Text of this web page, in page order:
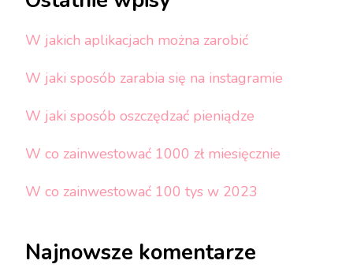
W jakich aplikacjach można zarobić
W jaki sposób zarabia się na instagramie
W jaki sposób oszczędzać pieniądze
W co zainwestować 1000 zł miesięcznie
W co zainwestować 100 tys w 2023
Najnowsze komentarze